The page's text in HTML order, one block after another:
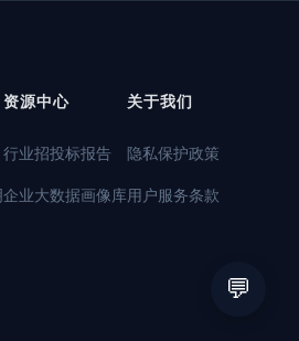
资源中心
行业招投标报告
企业大数据画像库
关于我们
隐私保护政策
用户服务条款
💬